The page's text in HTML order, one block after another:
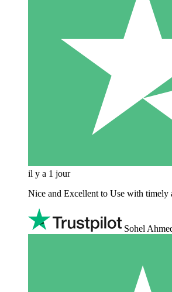
il y a 1 jour
Nice and Excellent to Use with timely
Sohel